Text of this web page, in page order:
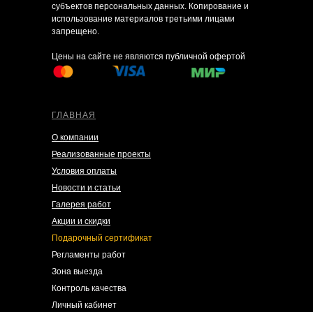
ГЛАВНАЯ
О компании
Реализованные проекты
Условия оплаты
Новости и статьи
Галерея работ
Акции и скидки
Подарочный сертификат
Регламенты работ
Зона выезда
Контроль качества
Личный кабинет
субъектов персональных данных. Копирование и
использование материалов третьими лицами
запрещено.
Цены на сайте не являются публичной офертой